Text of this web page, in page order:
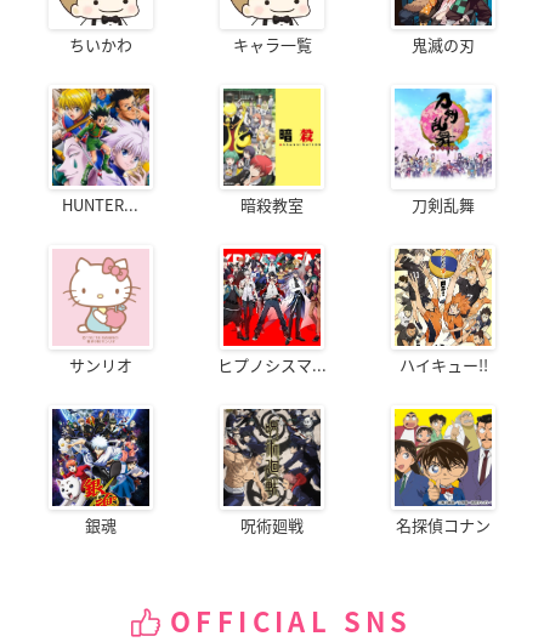
ちいかわ キャラ一覧 鬼滅の刃
HUNTER... 暗殺教室 刀剣乱舞
サンリオ ヒプノシスマ... ハイキュー!!
銀魂 呪術廻戦 名探偵コナン
OFFICIAL SNS